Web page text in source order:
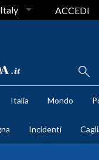
Italy ACCEDI
Italia Mondo
Incidenti